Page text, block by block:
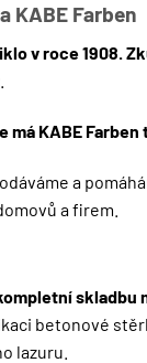
KABE Farben
v roce 1908.
má KABE Farben
a
a firem.
skladbu
betonové
lazuru.